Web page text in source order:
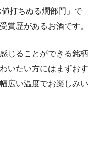
打ちぬる燗部門」で
賞歴があるお酒です。
じることができる銘柄
いたい方にはまずおす
広い温度でお楽しみい